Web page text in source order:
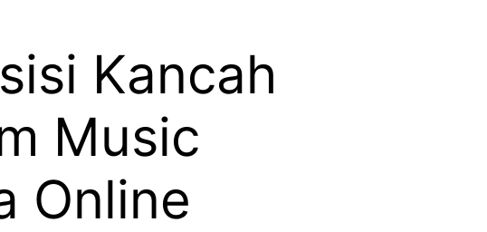
Kancah
Music
Online